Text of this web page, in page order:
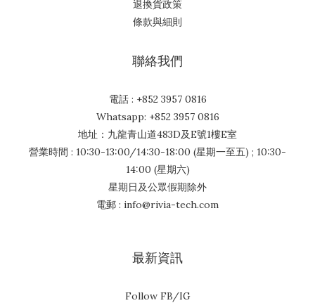
退換貨政策
條款與細則
聯絡我們
電話 : +852 3957 0816
Whatsapp: +852 3957 0816
地址：九龍青山道483D及E號1樓E室
營業時間 : 10:30-13:00/14:30-18:00 (星期一至五) ; 10:30-
14:00 (星期六)
星期日及公眾假期除外
電郵 : info@rivia-tech.com
最新資訊
Follow FB/IG